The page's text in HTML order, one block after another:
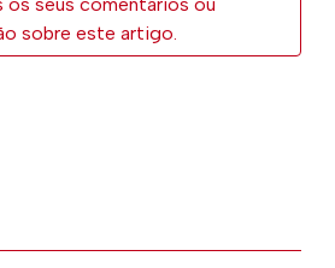
sobre este artigo.